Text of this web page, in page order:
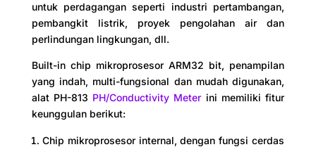
untuk perdagangan seperti industri pertambangan,
pembangkit listrik, proyek pengolahan air dan
perlindungan lingkungan, dll.
Built-in chip mikroprosesor ARM32 bit, penampilan
yang indah, multi-fungsional dan mudah digunakan,
alat PH-813 PH/Conductivity Meter ini memiliki fitur
keunggulan berikut:
Chip mikroprosesor internal, dengan fungsi cerdas